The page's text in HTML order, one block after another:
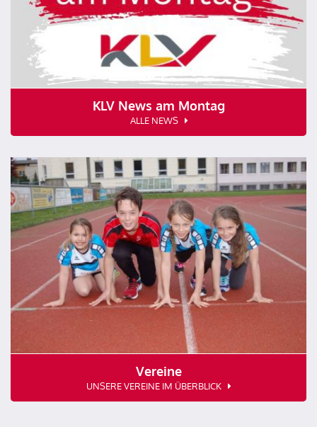
KLV News am Montag
ALLE NEWS
Vereine
UNSERE VEREINE IM ÜBERBLICK